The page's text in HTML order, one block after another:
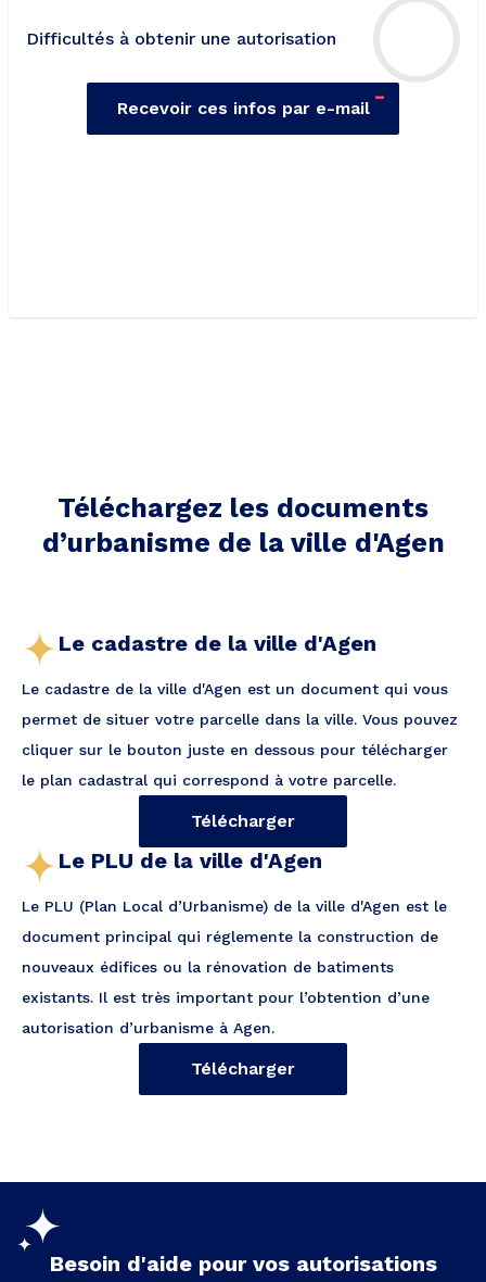
Difficultés à obtenir une autorisation
-
Recevoir ces infos par e-mail
Téléchargez les documents
d’urbanisme de la ville d'Agen
Le cadastre de la ville d'Agen
Le cadastre de la ville d'Agen est un document qui vous
permet de situer votre parcelle dans la ville. Vous pouvez
cliquer sur le bouton juste en dessous pour télécharger
le plan cadastral qui correspond à votre parcelle.
Télécharger
Le PLU de la ville d'Agen
Le PLU (Plan Local d’Urbanisme) de la ville d'Agen est le
document principal qui réglemente la construction de
nouveaux édifices ou la rénovation de batiments
existants. Il est très important pour l’obtention d’une
autorisation d’urbanisme à Agen.
Télécharger
Besoin d'aide pour vos autorisations